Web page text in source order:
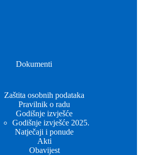
Dokumenti
Zaštita osobnih podataka
Pravilnik o radu
Godišnje izvješće
Godišnje izvješće 2025.
Natječaji i ponude
Akti
Obavijest